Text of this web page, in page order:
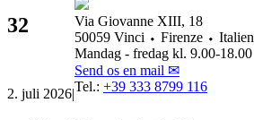
32
2. juli 2026|
Via Giovanne XIII, 18
50059 Vinci ⬩ Firenze ⬩ Italien
Mandag - fredag kl. 9.00-18.00
Send os en mail ✉
Tel.: +39 333 8799 116